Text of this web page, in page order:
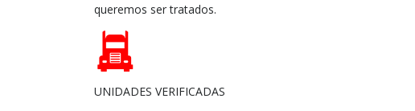
queremos ser tratados.
UNIDADES VERIFICADAS